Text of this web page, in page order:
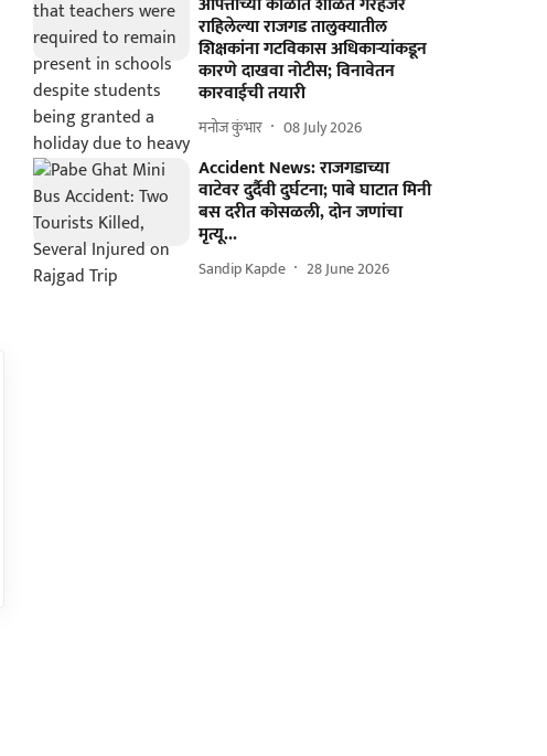
राहिलेल्या राजगड तालुक्यातील
शिक्षकांना गटविकास अधिकाऱ्यांकडून
कारणे दाखवा नोटीस; विनावेतन
कारवाईची तयारी
मनोज कुंभार 08 July 2026
Accident News: राजगडाच्या
वाटेवर दुर्दैवी दुर्घटना; पाबे घाटात मिनी
बस दरीत कोसळली, दोन जणांचा
मृत्यू...
Sandip Kapde 28 June 2026